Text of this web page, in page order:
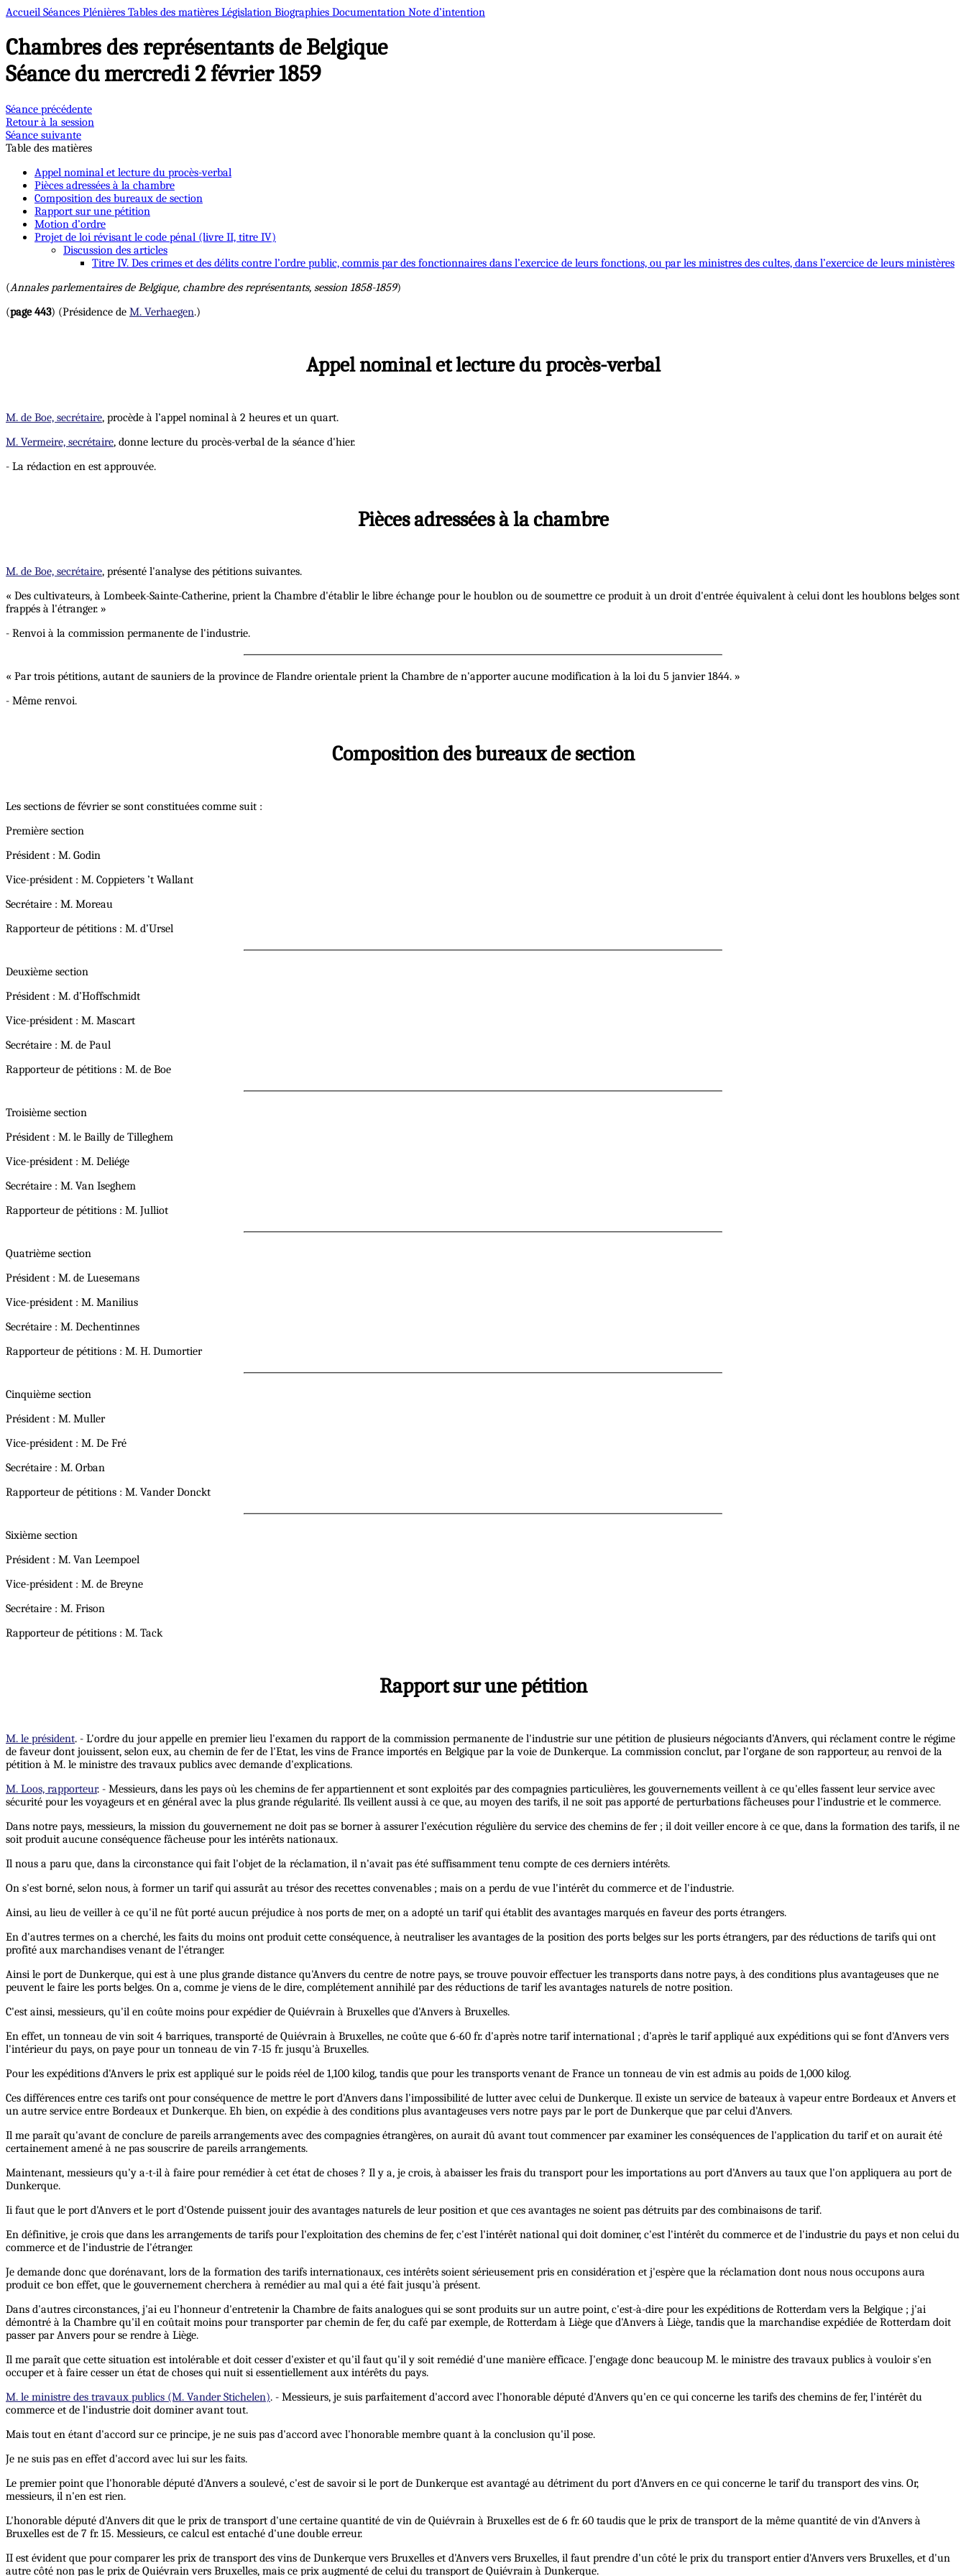
Accueil Séances Plénières Tables des matières Législation Biographies Documentation Note d’intention
Chambres des représentants de Belgique
Séance du mercredi 2 février 1859
Séance précédente
Retour à la session
Séance suivante
Table des matières
Appel nominal et lecture du procès-verbal
Pièces adressées à la chambre
Composition des bureaux de section
Rapport sur une pétition
Motion d’ordre
Projet de loi révisant le code pénal (livre II, titre IV)
Discussion des articles
Titre IV. Des crimes et des délits contre l’ordre public, commis par des fonctionnaires dans l’exercice de leurs fonctions, ou par les ministres des cultes, dans l’exercice de leurs ministères
(Annales parlementaires de Belgique, chambre des représentants, session 1858-1859)
(page 443) (Présidence de M. Verhaegen.)
Appel nominal et lecture du procès-verbal
M. de Boe, secrétaire, procède à l’appel nominal à 2 heures et un quart.
M. Vermeire, secrétaire, donne lecture du procès-verbal de la séance d'hier.
- La rédaction en est approuvée.
Pièces adressées à la chambre
M. de Boe, secrétaire, présenté l'analyse des pétitions suivantes.
« Des cultivateurs, à Lombeek-Sainte-Catherine, prient la Chambre d'établir le libre échange pour le houblon ou de soumettre ce produit à un droit d'entrée équivalent à celui dont les houblons belges sont
frappés à l'étranger. »
- Renvoi à la commission permanente de l'industrie.
« Par trois pétitions, autant de sauniers de la province de Flandre orientale prient la Chambre de n'apporter aucune modification à la loi du 5 janvier 1844. »
- Même renvoi.
Composition des bureaux de section
Les sections de février se sont constituées comme suit :
Première section
Président : M. Godin
Vice-président : M. Coppieters ’t Wallant
Secrétaire : M. Moreau
Rapporteur de pétitions : M. d’Ursel
Deuxième section
Président : M. d’Hoffschmidt
Vice-président : M. Mascart
Secrétaire : M. de Paul
Rapporteur de pétitions : M. de Boe
Troisième section
Président : M. le Bailly de Tilleghem
Vice-président : M. Deliége
Secrétaire : M. Van Iseghem
Rapporteur de pétitions : M. Julliot
Quatrième section
Président : M. de Luesemans
Vice-président : M. Manilius
Secrétaire : M. Dechentinnes
Rapporteur de pétitions : M. H. Dumortier
Cinquième section
Président : M. Muller
Vice-président : M. De Fré
Secrétaire : M. Orban
Rapporteur de pétitions : M. Vander Donckt
Sixième section
Président : M. Van Leempoel
Vice-président : M. de Breyne
Secrétaire : M. Frison
Rapporteur de pétitions : M. Tack
Rapport sur une pétition
M. le président. - L'ordre du jour appelle en premier lieu l'examen du rapport de la commission permanente de l'industrie sur une pétition de plusieurs négociants d'Anvers, qui réclament contre le régime
de faveur dont jouissent, selon eux, au chemin de fer de l'Etat, les vins de France importés en Belgique par la voie de Dunkerque. La commission conclut, par l'organe de son rapporteur, au renvoi de la
pétition à M. le ministre des travaux publics avec demande d'explications.
M. Loos, rapporteur. - Messieurs, dans les pays où les chemins de fer appartiennent et sont exploités par des compagnies particulières, les gouvernements veillent à ce qu'elles fassent leur service avec
sécurité pour les voyageurs et en général avec la plus grande régularité. Ils veillent aussi à ce que, au moyen des tarifs, il ne soit pas apporté de perturbations fâcheuses pour l'industrie et le commerce.
Dans notre pays, messieurs, la mission du gouvernement ne doit pas se borner à assurer l'exécution régulière du service des chemins de fer ; il doit veiller encore à ce que, dans la formation des tarifs, il ne
soit produit aucune conséquence fâcheuse pour les intérêts nationaux.
Il nous a paru que, dans la circonstance qui fait l'objet de la réclamation, il n'avait pas été suffisamment tenu compte de ces derniers intérêts.
On s'est borné, selon nous, à former un tarif qui assurât au trésor des recettes convenables ; mais on a perdu de vue l'intérêt du commerce et de l'industrie.
Ainsi, au lieu de veiller à ce qu'il ne fût porté aucun préjudice à nos ports de mer, on a adopté un tarif qui établit des avantages marqués en faveur des ports étrangers.
En d'autres termes on a cherché, les faits du moins ont produit cette conséquence, à neutraliser les avantages de la position des ports belges sur les ports étrangers, par des réductions de tarifs qui ont
profité aux marchandises venant de l'étranger.
Ainsi le port de Dunkerque, qui est à une plus grande distance qu'Anvers du centre de notre pays, se trouve pouvoir effectuer les transports dans notre pays, à des conditions plus avantageuses que ne
peuvent le faire les ports belges. On a, comme je viens de le dire, complétement annihilé par des réductions de tarif les avantages naturels de notre position.
C'est ainsi, messieurs, qu'il en coûte moins pour expédier de Quiévrain à Bruxelles que d'Anvers à Bruxelles.
En effet, un tonneau de vin soit 4 barriques, transporté de Quiévrain à Bruxelles, ne coûte que 6-60 fr. d'après notre tarif international ; d'après le tarif appliqué aux expéditions qui se font d'Anvers vers
l'intérieur du pays, on paye pour un tonneau de vin 7-15 fr. jusqu'à Bruxelles.
Pour les expéditions d'Anvers le prix est appliqué sur le poids réel de 1,100 kilog, tandis que pour les transports venant de France un tonneau de vin est admis au poids de 1,000 kilog.
Ces différences entre ces tarifs ont pour conséquence de mettre le port d'Anvers dans l'impossibilité de lutter avec celui de Dunkerque. Il existe un service de bateaux à vapeur entre Bordeaux et Anvers et
un autre service entre Bordeaux et Dunkerque. Eh bien, on expédie à des conditions plus avantageuses vers notre pays par le port de Dunkerque que par celui d'Anvers.
Il me paraît qu'avant de conclure de pareils arrangements avec des compagnies étrangères, on aurait dû avant tout commencer par examiner les conséquences de l'application du tarif et on aurait été
certainement amené à ne pas souscrire de pareils arrangements.
Maintenant, messieurs qu'y a-t-il à faire pour remédier à cet état de choses ? Il y a, je crois, à abaisser les frais du transport pour les importations au port d'Anvers au taux que l'on appliquera au port de
Dunkerque.
Ii faut que le port d'Anvers et le port d'Ostende puissent jouir des avantages naturels de leur position et que ces avantages ne soient pas détruits par des combinaisons de tarif.
En définitive, je crois que dans les arrangements de tarifs pour l'exploitation des chemins de fer, c'est l'intérêt national qui doit dominer, c'est l'intérêt du commerce et de l'industrie du pays et non celui du
commerce et de l'industrie de l'étranger.
Je demande donc que dorénavant, lors de la formation des tarifs internationaux, ces intérêts soient sérieusement pris en considération et j'espère que la réclamation dont nous nous occupons aura
produit ce bon effet, que le gouvernement cherchera à remédier au mal qui a été fait jusqu'à présent.
Dans d'autres circonstances, j'ai eu l'honneur d'entretenir la Chambre de faits analogues qui se sont produits sur un autre point, c'est-à-dire pour les expéditions de Rotterdam vers la Belgique ; j'ai
démontré à la Chambre qu'il en coûtait moins pour transporter par chemin de fer, du café par exemple, de Rotterdam à Liège que d'Anvers à Liège, tandis que la marchandise expédiée de Rotterdam doit
passer par Anvers pour se rendre à Liège.
Il me paraît que cette situation est intolérable et doit cesser d'exister et qu'il faut qu'il y soit remédié d'une manière efficace. J'engage donc beaucoup M. le ministre des travaux publics à vouloir s'en
occuper et à faire cesser un état de choses qui nuit si essentiellement aux intérêts du pays.
M. le ministre des travaux publics (M. Vander Stichelen). - Messieurs, je suis parfaitement d'accord avec l'honorable député d'Anvers qu'en ce qui concerne les tarifs des chemins de fer, l'intérêt du
commerce et de l'industrie doit dominer avant tout.
Mais tout en étant d'accord sur ce principe, je ne suis pas d'accord avec l'honorable membre quant à la conclusion qu'il pose.
Je ne suis pas en effet d'accord avec lui sur les faits.
Le premier point que l'honorable député d'Anvers a soulevé, c'est de savoir si le port de Dunkerque est avantagé au détriment du port d'Anvers en ce qui concerne le tarif du transport des vins. Or,
messieurs, il n'en est rien.
L'honorable député d'Anvers dit que le prix de transport d'une certaine quantité de vin de Quiévrain à Bruxelles est de 6 fr. 60 taudis que le prix de transport de la même quantité de vin d'Anvers à
Bruxelles est de 7 fr. 15. Messieurs, ce calcul est entaché d'une double erreur.
II est évident que pour comparer les prix de transport des vins de Dunkerque vers Bruxelles et d'Anvers vers Bruxelles, il faut prendre d'un côté le prix du transport entier d'Anvers vers Bruxelles, et d'un
autre côté non pas le prix de Quiévrain vers Bruxelles, mais ce prix augmenté de celui du transport de Quiévrain à Dunkerque.